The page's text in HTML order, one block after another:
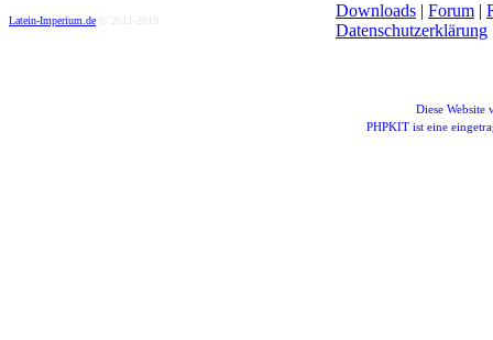
Latein-Imperium.de © 2011-2019
Downloads | Forum |
Datenschutzerklärung
Diese Website
PHPKIT ist eine